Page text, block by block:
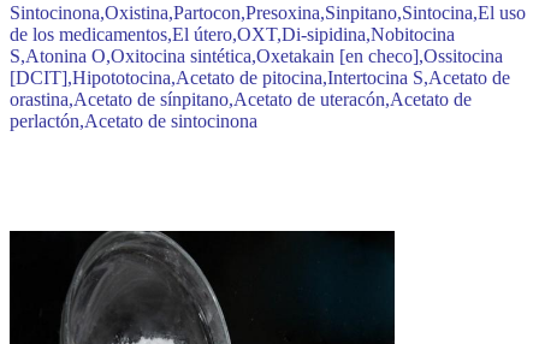
Sintocinona,Oxistina,Partocon,Presoxina,Sinpitano,Sintocina,El uso
de los medicamentos,El útero,OXT,Di-sipidina,Nobitocina
S,Atonina O,Oxitocina sintética,Oxetakain [en checo],Ossitocina
[DCIT],Hipototocina,Acetato de pitocina,Intertocina S,Acetato de
orastina,Acetato de sínpitano,Acetato de uteracón,Acetato de
perlactón,Acetato de sintocinona